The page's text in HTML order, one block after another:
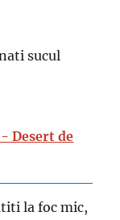
sucul
Desert de
la foc mic,